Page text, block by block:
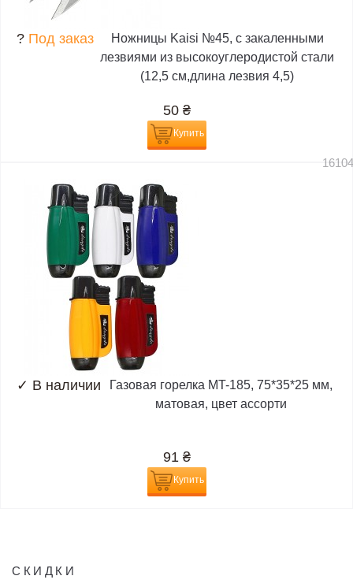
? Под заказ
Ножницы Kaisi №45, с закаленными
лезвиями из высокоуглеродистой стали
(12,5 см,длина лезвия 4,5)
50 ₴
Купить
✓ В наличии
Газовая горелка MT-185, 75*35*25 мм,
матовая, цвет ассорти
91 ₴
Купить
СКИДКИ